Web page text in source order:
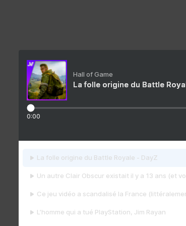
Hall of Game
La folle origine du Battle
0:00
La folle origine du Battle Royale - DayZ
Un autre Clair Obscur existait il y a 13 ans (et
Ce jeu vidéo a scandalisé la France
L’homme qui a tué PlayStation, Jim Rayan